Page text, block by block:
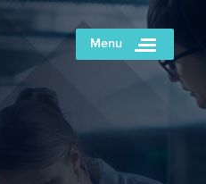
Menu